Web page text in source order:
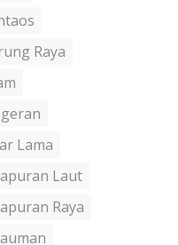
Raya
Lama
Laut
Raya